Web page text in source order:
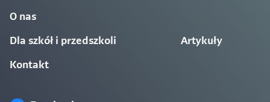
O nas
Dla szkół i przedszkoli
Kontakt
Artykuły